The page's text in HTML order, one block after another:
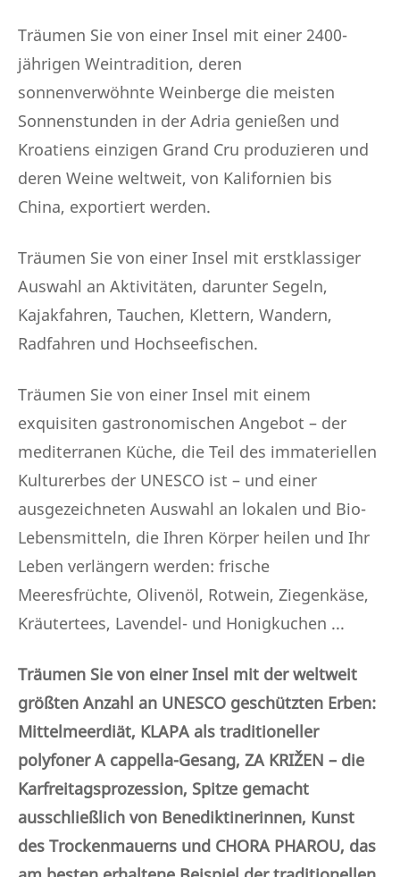
Träumen Sie von einer Insel mit einer 2400-
jährigen Weintradition, deren
sonnenverwöhnte Weinberge die meisten
Sonnenstunden in der Adria genießen und
Kroatiens einzigen Grand Cru produzieren und
deren Weine weltweit, von Kalifornien bis
China, exportiert werden.
Träumen Sie von einer Insel mit erstklassiger
Auswahl an Aktivitäten, darunter Segeln,
Kajakfahren, Tauchen, Klettern, Wandern,
Radfahren und Hochseefischen.
Träumen Sie von einer Insel mit einem
exquisiten gastronomischen Angebot – der
mediterranen Küche, die Teil des immateriellen
Kulturerbes der UNESCO ist – und einer
ausgezeichneten Auswahl an lokalen und Bio-
Lebensmitteln, die Ihren Körper heilen und Ihr
Leben verlängern werden: frische
Meeresfrüchte, Olivenöl, Rotwein, Ziegenkäse,
Kräutertees, Lavendel- und Honigkuchen ...
Träumen Sie von einer Insel mit der weltweit
größten Anzahl an UNESCO geschützten Erben:
Mittelmeerdiät, KLAPA als traditioneller
polyfoner A cappella-Gesang, ZA KRIŽEN – die
Karfreitagsprozession, Spitze gemacht
ausschließlich von Benediktinerinnen, Kunst
des Trockenmauerns und CHORA PHAROU, das